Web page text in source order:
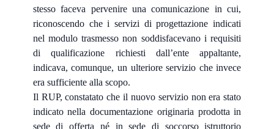
stesso faceva pervenire una comunicazione in cui,
riconoscendo che i servizi di progettazione indicati
nel modulo trasmesso non soddisfacevano i requisiti
di qualificazione richiesti dall’ente appaltante,
indicava, comunque, un ulteriore servizio che invece
era sufficiente alla scopo.
Il RUP, constatato che il nuovo servizio non era stato
indicato nella documentazione originaria prodotta in
sede di offerta né in sede di soccorso istruttorio